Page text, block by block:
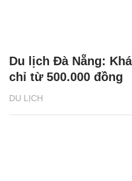
DU LỊCH
Du lịch Đà Nẵng:
chỉ từ 500.000 đồng